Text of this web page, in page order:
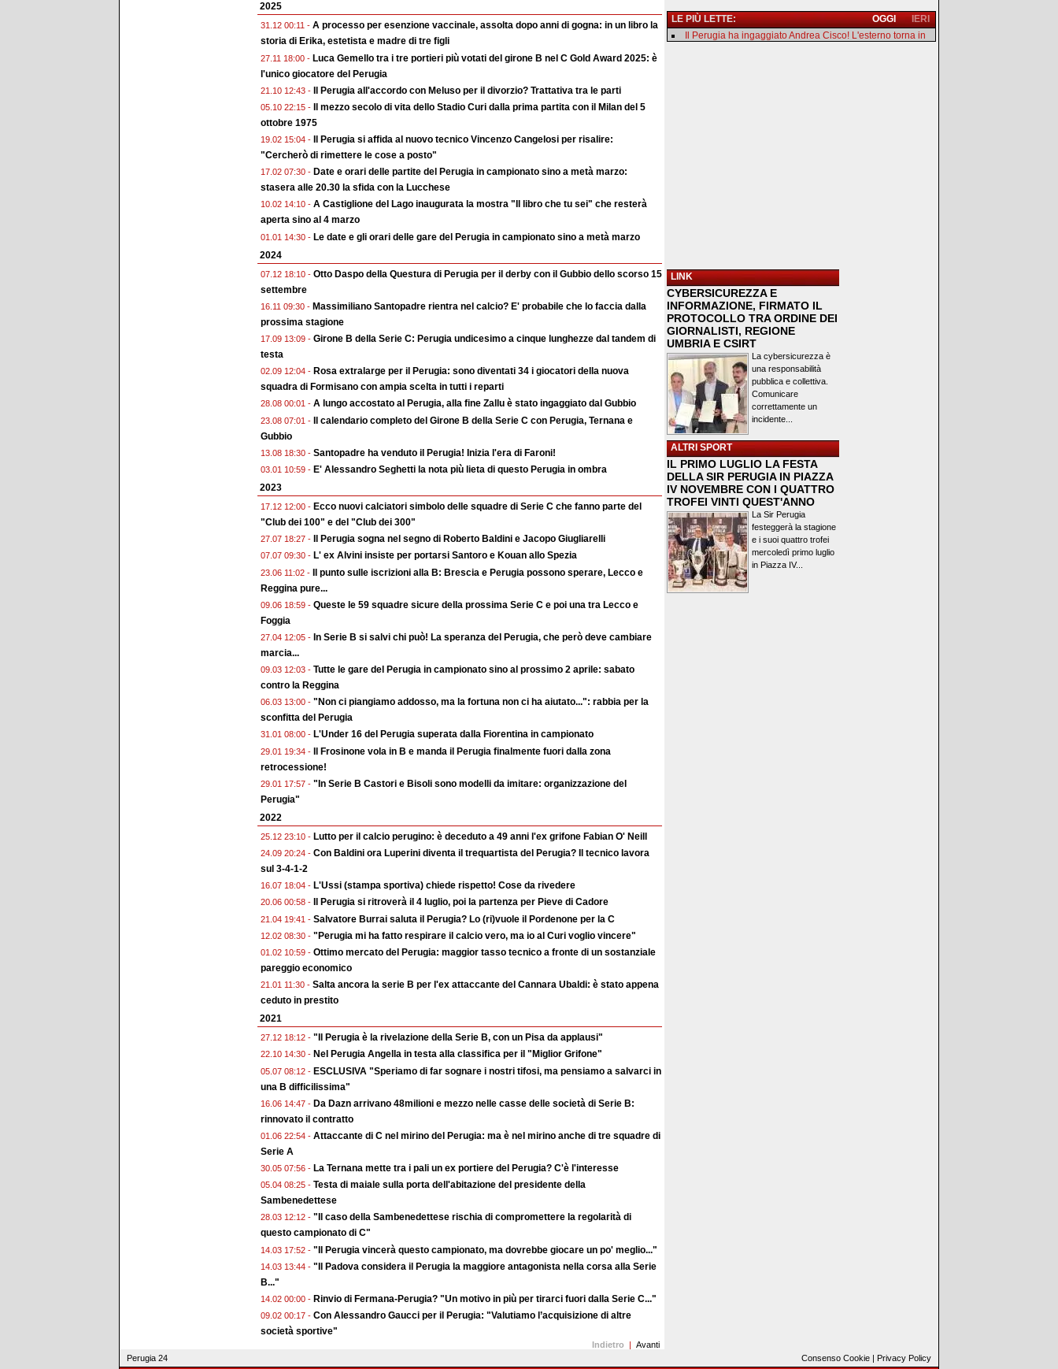
2025
31.12 00:11 - A processo per esenzione vaccinale, assolta dopo anni di gogna: in un libro la
storia di Erika, estetista e madre di tre figli
27.11 18:00 - Luca Gemello tra i tre portieri più votati del girone B nel C Gold Award 2025: è
l'unico giocatore del Perugia
21.10 12:43 - Il Perugia all'accordo con Meluso per il divorzio? Trattativa tra le parti
05.10 22:15 -
Il mezzo secolo di vita dello Stadio Curi dalla prima partita con il Milan del 5
ottobre 1975
19.02 15:04 -
Il Perugia si affida al nuovo tecnico Vincenzo Cangelosi per risalire:
"Cercherò di rimettere le cose a posto"
17.02 07:30 - Date e orari delle partite del Perugia in campionato sino a metà marzo:
stasera alle 20.30 la sfida con la Lucchese
10.02 14:10 - A Castiglione del Lago inaugurata la mostra "Il libro che tu sei" che resterà
aperta sino al 4 marzo
01.01 14:30 - Le date e gli orari delle gare del Perugia in campionato sino a metà marzo
2024
07.12 18:10 - Otto Daspo della Questura di Perugia per il derby con il Gubbio dello scorso 15
settembre
16.11 09:30 - Massimiliano Santopadre rientra nel calcio? E' probabile che lo faccia dalla
prossima stagione
17.09 13:09 - Girone B della Serie C: Perugia undicesimo a cinque lunghezze dal tandem di
testa
02.09 12:04 - Rosa extralarge per il Perugia: sono diventati 34 i giocatori della nuova
squadra di Formisano con ampia scelta in tutti i reparti
28.08 00:01 - A lungo accostato al Perugia, alla fine Zallu è stato ingaggiato dal Gubbio
23.08 07:01 - Il calendario completo del Girone B della Serie C con Perugia, Ternana e
Gubbio
13.08 18:30 - Santopadre ha venduto il Perugia! Inizia l'era di Faroni!
03.01 10:59 - E' Alessandro Seghetti la nota più lieta di questo Perugia in ombra
2023
17.12 12:00 - Ecco nuovi calciatori simbolo delle squadre di Serie C che fanno parte del
"Club dei 100" e del "Club dei 300"
27.07 18:27 - Il Perugia sogna nel segno di Roberto Baldini e Jacopo Giugliarelli
07.07 09:30 - L' ex Alvini insiste per portarsi Santoro e Kouan allo Spezia
23.06 11:02 - Il punto sulle iscrizioni alla B: Brescia e Perugia possono sperare, Lecco e
Reggina pure...
09.06 18:59 - Queste le 59 squadre sicure della prossima Serie C e poi una tra Lecco e
Foggia
27.04 12:05 - In Serie B si salvi chi può! La speranza del Perugia, che però deve cambiare
marcia...
09.03 12:03 - Tutte le gare del Perugia in campionato sino al prossimo 2 aprile: sabato
contro la Reggina
06.03 13:00 - "Non ci piangiamo addosso, ma la fortuna non ci ha aiutato...": rabbia per la
sconfitta del Perugia
31.01 08:00 - L'Under 16 del Perugia superata dalla Fiorentina in campionato
29.01 19:34 - Il Frosinone vola in B e manda il Perugia finalmente fuori dalla zona
retrocessione!
29.01 17:57 - "In Serie B Castori e Bisoli sono modelli da imitare: organizzazione del
Perugia"
2022
25.12 23:10 - Lutto per il calcio perugino: è deceduto a 49 anni l'ex grifone Fabian O' Neill
24.09 20:24 - Con Baldini ora Luperini diventa il trequartista del Perugia? Il tecnico lavora
sul 3-4-1-2
16.07 18:04 - L'Ussi (stampa sportiva) chiede rispetto! Cose da rivedere
20.06 00:58 - Il Perugia si ritroverà il 4 luglio, poi la partenza per Pieve di Cadore
21.04 19:41 - Salvatore Burrai saluta il Perugia? Lo (ri)vuole il Pordenone per la C
12.02 08:30 - "Perugia mi ha fatto respirare il calcio vero, ma io al Curi voglio vincere"
01.02 10:59 - Ottimo mercato del Perugia: maggior tasso tecnico a fronte di un sostanziale
pareggio economico
21.01 11:30 - Salta ancora la serie B per l'ex attaccante del Cannara Ubaldi: è stato appena
ceduto in prestito
2021
27.12 18:12 - "Il Perugia è la rivelazione della Serie B, con un Pisa da applausi"
22.10 14:30 - Nel Perugia Angella in testa alla classifica per il "Miglior Grifone"
05.07 08:12 - ESCLUSIVA "Speriamo di far sognare i nostri tifosi, ma pensiamo a salvarci in
una B difficilissima"
16.06 14:47 - Da Dazn arrivano 48milioni e mezzo nelle casse delle società di Serie B:
rinnovato il contratto
01.06 22:54 - Attaccante di C nel mirino del Perugia: ma è nel mirino anche di tre squadre di
Serie A
30.05 07:56 - La Ternana mette tra i pali un ex portiere del Perugia? C'è l'interesse
05.04 08:25 - Testa di maiale sulla porta dell'abitazione del presidente della
Sambenedettese
28.03 12:12 - "Il caso della Sambenedettese rischia di compromettere la regolarità di
questo campionato di C"
14.03 17:52 - "Il Perugia vincerà questo campionato, ma dovrebbe giocare un po' meglio..."
14.03 13:44 - "Il Padova considera il Perugia la maggiore antagonista nella corsa alla Serie
B..."
14.02 00:00 - Rinvio di Fermana-Perugia? "Un motivo in più per tirarci fuori dalla Serie C..."
09.02 00:17 - Con Alessandro Gaucci per il Perugia: "Valutiamo l’acquisizione di altre
società sportive"
Indietro Avanti
LE PIÙ LETTE: IERI
OGGI
Il Perugia ha ingaggiato Andrea Cisco! L'esterno torna in
LINK
CYBERSICUREZZA E
INFORMAZIONE, FIRMATO IL
PROTOCOLLO TRA ORDINE DEI
GIORNALISTI, REGIONE
UMBRIA E CSIRT
La cybersicurezza è
una responsabilità
pubblica e collettiva.
Comunicare
correttamente un
incidente...
ALTRI SPORT
IL PRIMO LUGLIO LA FESTA
DELLA SIR PERUGIA IN PIAZZA
IV NOVEMBRE CON I QUATTRO
TROFEI VINTI QUEST'ANNO
La Sir Perugia
festeggerà la stagione
e i suoi quattro trofei
mercoledì primo luglio
in Piazza IV...
Perugia 24 Consenso Cookie | Privacy Policy